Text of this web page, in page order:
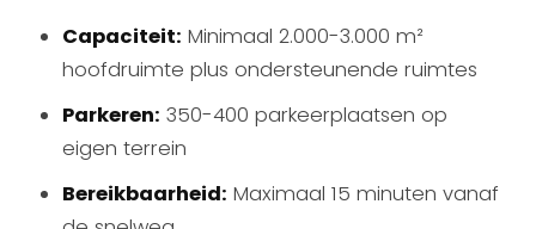
Capaciteit: Minimaal 2.000-3.000 m²
hoofdruimte plus ondersteunende ruimtes
Parkeren: 350-400 parkeerplaatsen op
eigen terrein
Bereikbaarheid: Maximaal 15 minuten vanaf